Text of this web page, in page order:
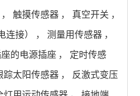
， 触摸传感器 ， 真空开关 ，
接）
， 测量用传感器 ，
的电源插座 ，
定时传感
踪太阳传感器 ，
反激式变压